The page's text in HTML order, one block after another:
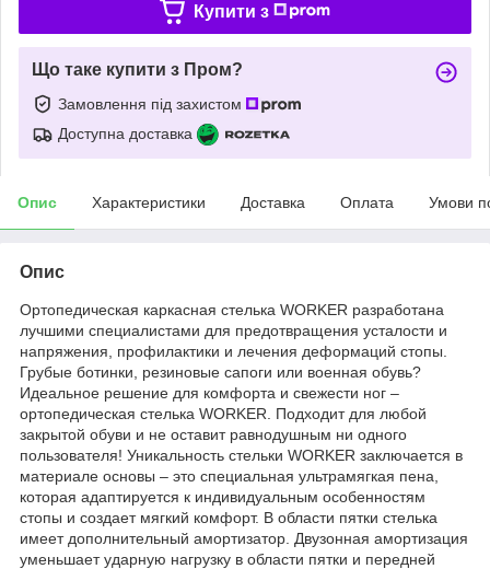
Купити з
Що таке купити з Пром?
Замовлення під захистом
Доступна доставка
Опис Характеристики Доставка Оплата Умови
Опис
Ортопедическая каркасная стелька WORKER разработана
лучшими специалистами для предотвращения усталости и
напряжения, профилактики и лечения деформаций стопы.
Грубые ботинки, резиновые сапоги или военная обувь?
Идеальное решение для комфорта и свежести ног –
ортопедическая стелька WORKER. Подходит для любой
закрытой обуви и не оставит равнодушным ни одного
пользователя! Уникальность стельки WORKER заключается в
материале основы – это специальная ультрамягкая пена,
которая адаптируется к индивидуальным особенностям
стопы и создает мягкий комфорт. В области пятки стелька
имеет дополнительный амортизатор. Двузонная амортизация
уменьшает ударную нагрузку в области пятки и передней